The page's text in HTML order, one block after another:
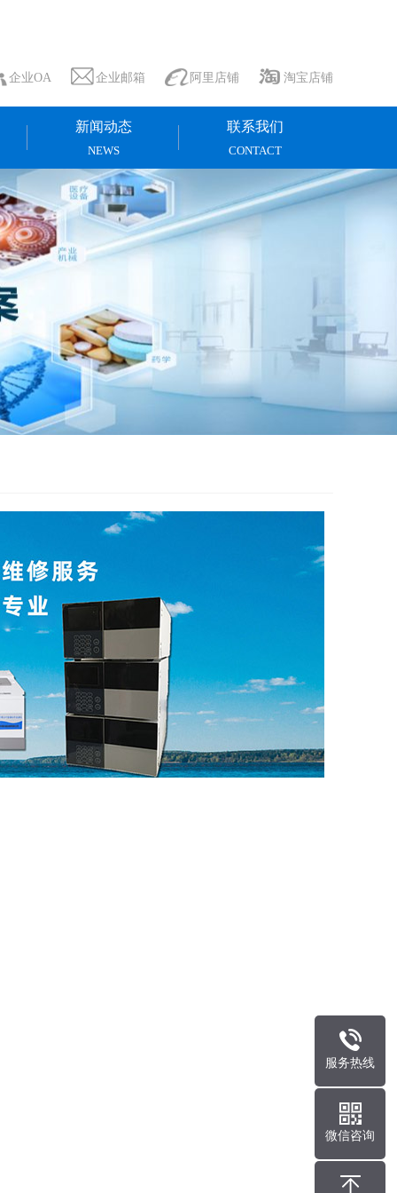
企业OA 企业邮箱 阿里店铺 淘宝店铺
新闻动态
NEWS
联系我们
CONTACT
服务热线
微信咨询